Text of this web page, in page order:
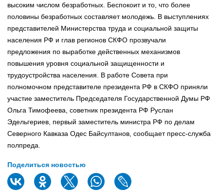
высоким числом безработных. Беспокоит и то, что более
половины безработных составляет молодежь. В выступлениях
представителей Министерства труда и социальной защиты
населения РФ и глав регионов СКФО прозвучали
предложения по выработке действенных механизмов
повышения уровня социальной защищенности и
трудоустройства населения. В работе Совета при
полномочном представителе президента РФ в СКФО приняли
участие заместитель Председателя Государственной Думы РФ
Ольга Тимофеева, советник президента РФ Руслан
Эдельгериев, первый заместитель министра РФ по делам
Северного Кавказа Одес Байсултанов, сообщает пресс-служба
полпреда.
Поделиться новостью